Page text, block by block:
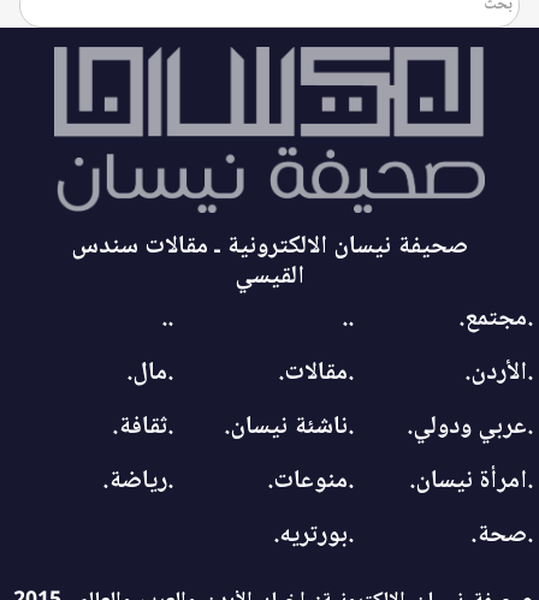
صحيفة نيسان الالكترونية ـ مقالات سندس
القيسي
.مجتمع.
..
..
.الأردن.
.مقالات.
.مال.
.عربي ودولي.
.ناشئة نيسان.
.ثقافة.
.امرأة نيسان.
.منوعات.
.رياضة.
.صحة.
.بورتريه.